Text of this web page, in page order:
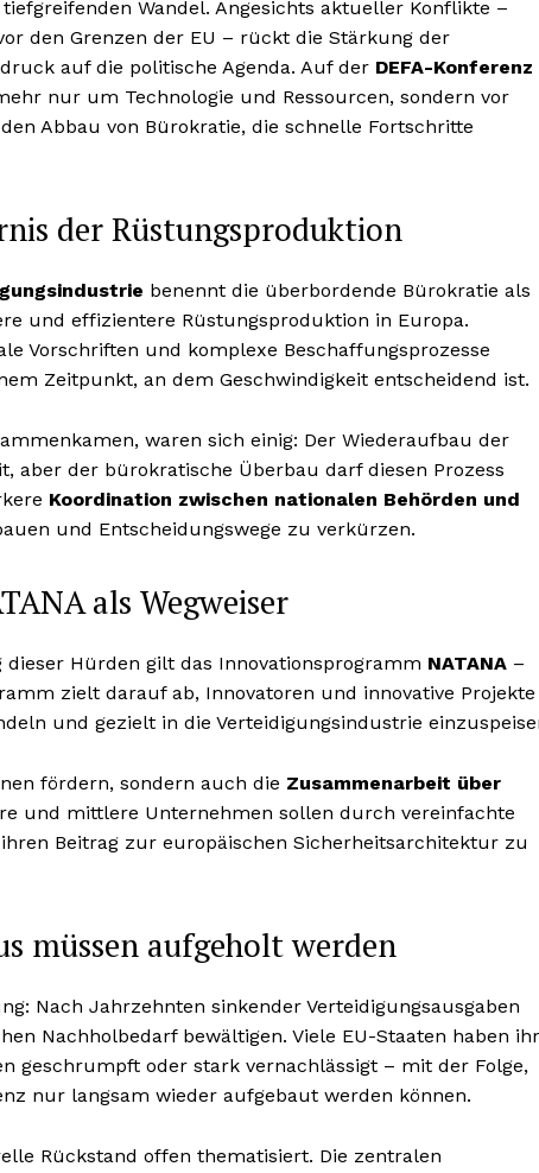
Wandel. Angesichts aktueller Konflikte –
den Grenzen der EU – rückt die Stärkung der
auf die politische Agenda. Auf der DEFA-Konferenz
nur um Technologie und Ressourcen, sondern vor
Abbau von Bürokratie, die schnelle Fortschritte
der Rüstungsproduktion
benennt die überbordende Bürokratie als
und effizientere Rüstungsproduktion in Europa.
Vorschriften und komplexe Beschaffungsprozesse
Zeitpunkt, an dem Geschwindigkeit entscheidend ist.
waren sich einig: Der Wiederaufbau der
aber der bürokratische Überbau darf diesen Prozess
Koordination zwischen nationalen Behörden und
und Entscheidungswege zu verkürzen.
als Wegweiser
Hürden gilt das Innovationsprogramm NATANA –
zielt darauf ab, Innovatoren und innovative Projekte
und gezielt in die Verteidigungsindustrie
fördern, sondern auch die Zusammenarbeit über
und mittlere Unternehmen sollen durch vereinfachte
Beitrag zur europäischen Sicherheitsarchitektur zu
müssen aufgeholt werden
Nach Jahrzehnten sinkender Verteidigungsausgaben
Nachholbedarf bewältigen. Viele EU-Staaten haben
geschrumpft oder stark vernachlässigt – mit der Folge,
nur langsam wieder aufgebaut werden können.
Rückstand offen thematisiert. Die zentralen